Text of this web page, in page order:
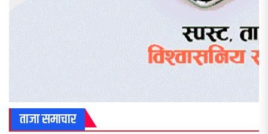
ताजा समाचार